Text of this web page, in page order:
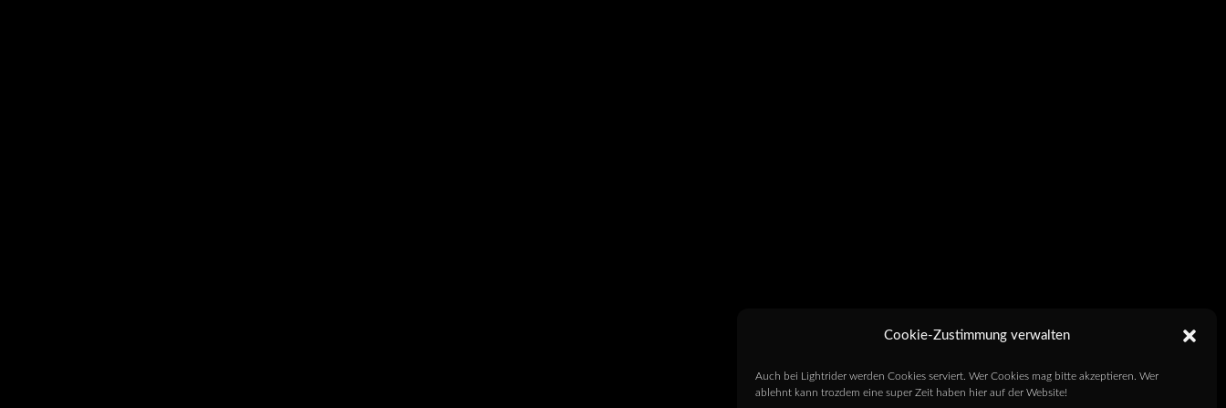
Cookie-Zustimmung verwalten
Auch bei Lightrider werden Cookies serviert. Wer Cookies mag bitte akzeptieren. Wer
ablehnt kann trozdem eine super Zeit haben hier auf der Website!